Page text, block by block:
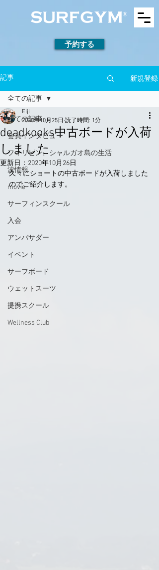
予約する
記事 新規登録
全ての記事
会員インタビュー
フィリピン、シャルガオ島の生活
波情報
movie
サーフィンスクール
入会
アンバサダー
イベント
サーフボード
ウェットスーツ
提携スクール
Wellness Club
全ての記事
deadkooks中古ボードが入荷
しました
Eiji
2020年10月25日 読了時間: 1分
更新日： 2020年10月26日
久々にショートの中古ボードが入荷しました
のでご紹介します。